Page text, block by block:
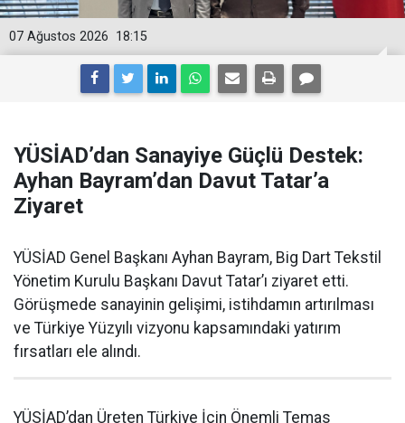
18:15
07 Ağustos 2026
YÜSİAD’dan Sanayiye Güçlü Destek:
Ayhan Bayram’dan Davut Tatar’a
Ziyaret
YÜSİAD Genel Başkanı Ayhan Bayram, Big Dart Tekstil
Yönetim Kurulu Başkanı Davut Tatar’ı ziyaret etti.
Görüşmede sanayinin gelişimi, istihdamın artırılması
ve Türkiye Yüzyılı vizyonu kapsamındaki yatırım
fırsatları ele alındı.
YÜSİAD’dan Üreten Türkiye İçin Önemli Temas